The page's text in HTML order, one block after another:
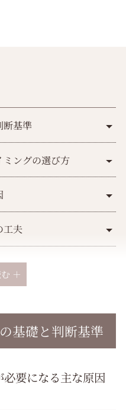
断基準
ングの選び方
工夫
法
診断法
指導
＋
基礎と判断基準
要になる主な原因